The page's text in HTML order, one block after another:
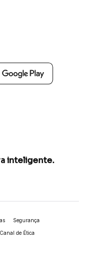
inteligente.
Segurança
Canal de Ética